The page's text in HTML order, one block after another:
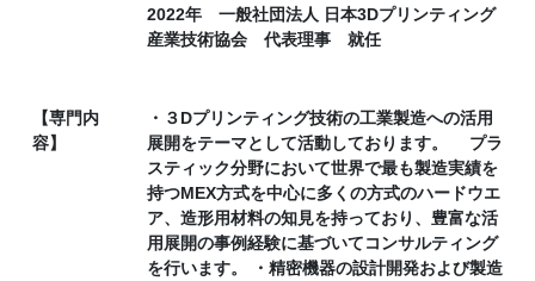
2022年 一般社団法人 日本3Dプリンティング
産業技術協会 代表理事 就任
【専門内
容】
・３Dプリンティング技術の工業製造への活用
展開をテーマとして活動しております。 プラ
スティック分野において世界で最も製造実績を
持つMEX方式を中心に多くの方式のハードウエ
ア、造形用材料の知見を持っており、豊富な活
用展開の事例経験に基づいてコンサルティング
を行います。 ・精密機器の設計開発および製造